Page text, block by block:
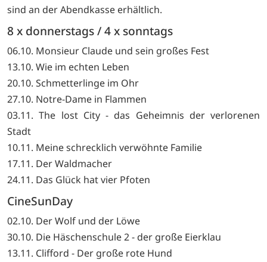
sind an der Abendkasse erhältlich.
8 x donnerstags / 4 x sonntags
06.10. Monsieur Claude und sein großes Fest
13.10. Wie im echten Leben
20.10. Schmetterlinge im Ohr
27.10. Notre-Dame in Flammen
03.11. The lost City - das Geheimnis der verlorenen
Stadt
10.11. Meine schrecklich verwöhnte Familie
17.11. Der Waldmacher
24.11. Das Glück hat vier Pfoten
CineSunDay
02.10. Der Wolf und der Löwe
30.10. Die Häschenschule 2 - der große Eierklau
13.11. Clifford - Der große rote Hund